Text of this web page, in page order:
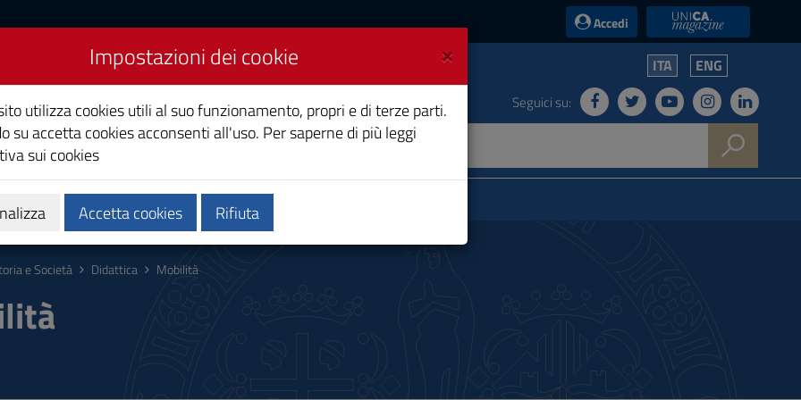
Accedi UniCA News
ITA ENG
Seguici su:
Calendari e orari Qualità e miglioramento
e Società Didattica Mobilità
×
Impostazioni dei cookie
utilizza cookies utili al suo funzionamento, propri e di terze parti.
su accetta cookies acconsenti all'uso. Per saperne di più leggi
sui cookies
Accetta cookies Rifiuta